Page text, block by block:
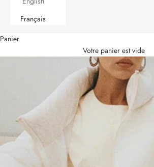
Français
Panier
Votre panier est vide